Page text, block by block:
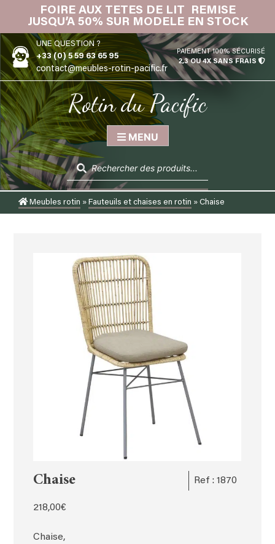
content
FOIRE AUX TETES DE LIT REMISE
JUSQU’A 50% SUR MODELE EN STOCK
UNE QUESTION ?
+33 (0) 5 59 63 65 95
contact@meubles-rotin-pacific.fr
PAIEMENT 100% SÉCURISÉ
2,3 OU 4X SANS FRAIS
Rotin du Pacific
MENU
Recherche
de
produits
Meubles rotin » Fauteuils et chaises en rotin » Chaise
Chaise Ref : 1870
218,00€
Chaise,